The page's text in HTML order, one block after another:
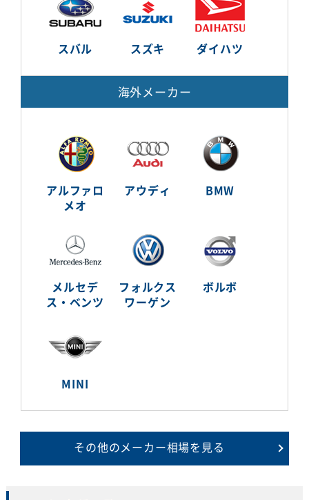
スバル スズキ ダイハツ
海外メーカー
アルファロ
メオ
アウディ BMW
メルセデ
ス・ベンツ
フォルクス
ワーゲン
ボルボ
MINI
その他のメーカー相場を見る